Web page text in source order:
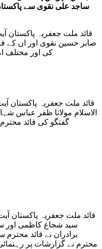
ساجد علی نقوی سے
قائد ملت جعفریہ پاکستان
صابر حسین نقوی اور ان کے
کی اور مختلف
قائد ملت جعفریہ پاکستان
الاسلام مولانا ظفر عباس
گفتگو کی قائد
قائد ملت جعفریہ پاکستان
سید شجاع کاظمی اور
برادران نے قائد
محترم نے گزارشات پر